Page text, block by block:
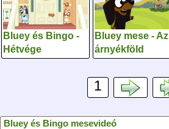
Bluey és Bingo -
Hétvége
Bluey mese - Az
árnyékföld
1
Bluey és Bingo mesevideó